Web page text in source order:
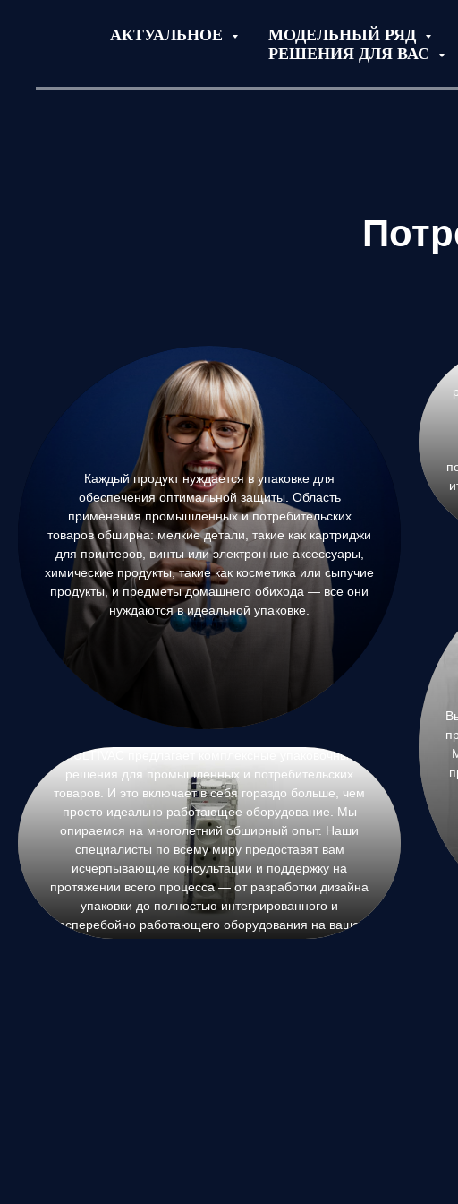
АКТУАЛЬНОЕ
МОДЕЛЬНЫЙ РЯД
РЕШЕНИЯ ДЛЯ ВАС
Каждый продукт нуждается в упаковке для
обеспечения оптимальной защиты. Область
применения промышленных и потребительских
товаров обширна: мелкие детали, такие как картриджи
для принтеров, винты или электронные аксессуары,
химические продукты, такие как косметика или сыпучие
продукты, и предметы домашнего обихода — все они
нуждаются в идеальной упаковке.
MULTIVAC предлагает комплексные упаковочные
решения для промышленных и потребительских
товаров. И это включает в себя гораздо больше, чем
просто идеально работающее оборудование. Мы
опираемся на многолетний обширный опыт. Наши
специалисты по всему миру предоставят вам
исчерпывающие консультации и поддержку на
протяжении всего процесса — от разработки дизайна
упаковки до полностью интегрированного и
бесперебойно работающего оборудования на вашем